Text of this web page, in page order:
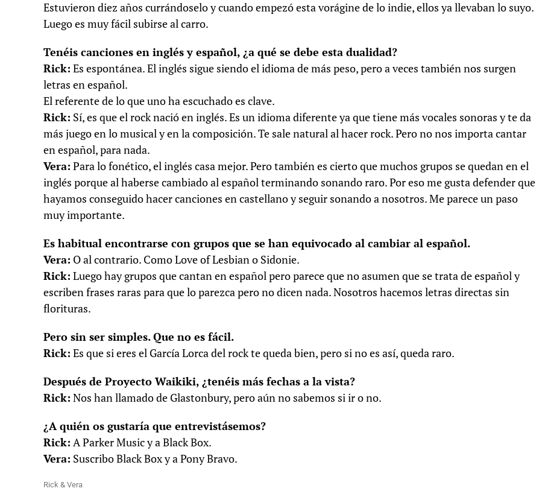
Estuvieron diez años currándoselo y cuando empezó esta vorágine de lo indie, ellos ya llevaban lo suyo.
Luego es muy fácil subirse al carro.
Tenéis canciones en inglés y español, ¿a qué se debe esta dualidad?
Rick: Es espontánea. El inglés sigue siendo el idioma de más peso, pero a veces también nos surgen
letras en español.
El referente de lo que uno ha escuchado es clave.
Rick: Sí, es que el rock nació en inglés. Es un idioma diferente ya que tiene más vocales sonoras y te da
más juego en lo musical y en la composición. Te sale natural al hacer rock. Pero no nos importa cantar
en español, para nada.
Vera: Para lo fonético, el inglés casa mejor. Pero también es cierto que muchos grupos se quedan en el
inglés porque al haberse cambiado al español terminando sonando raro. Por eso me gusta defender que
hayamos conseguido hacer canciones en castellano y seguir sonando a nosotros. Me parece un paso
muy importante.
Es habitual encontrarse con grupos que se han equivocado al cambiar al español.
Vera: O al contrario. Como Love of Lesbian o Sidonie.
Rick: Luego hay grupos que cantan en español pero parece que no asumen que se trata de español y
escriben frases raras para que lo parezca pero no dicen nada. Nosotros hacemos letras directas sin
florituras.
Pero sin ser simples. Que no es fácil.
Rick: Es que si eres el García Lorca del rock te queda bien, pero si no es así, queda raro.
Después de Proyecto Waikiki, ¿tenéis más fechas a la vista?
Rick: Nos han llamado de Glastonbury, pero aún no sabemos si ir o no.
¿A quién os gustaría que entrevistásemos?
Rick: A Parker Music y a Black Box.
Vera: Suscribo Black Box y a Pony Bravo.
Rick & Vera